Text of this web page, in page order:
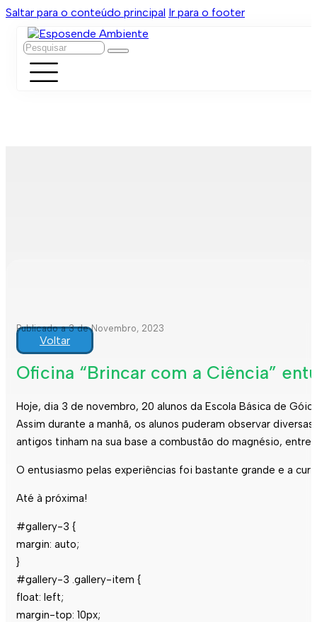
Saltar para o conteúdo principal Ir para o footer
Pesquisar
Publicado a 3 de Novembro, 2023
Voltar
Oficina “Brincar com a Ciência”
Hoje, dia 3 de novembro, 20 alunos da Escola Básica de
Assim durante a manhã, os alunos puderam observar
antigos tinham na sua base a combustão do magnésio, entre
O entusiasmo pelas experiências foi bastante grande e a
Até à próxima!
#gallery-3 {
margin: auto;
}
#gallery-3 .gallery-item {
float: left;
margin-top: 10px;